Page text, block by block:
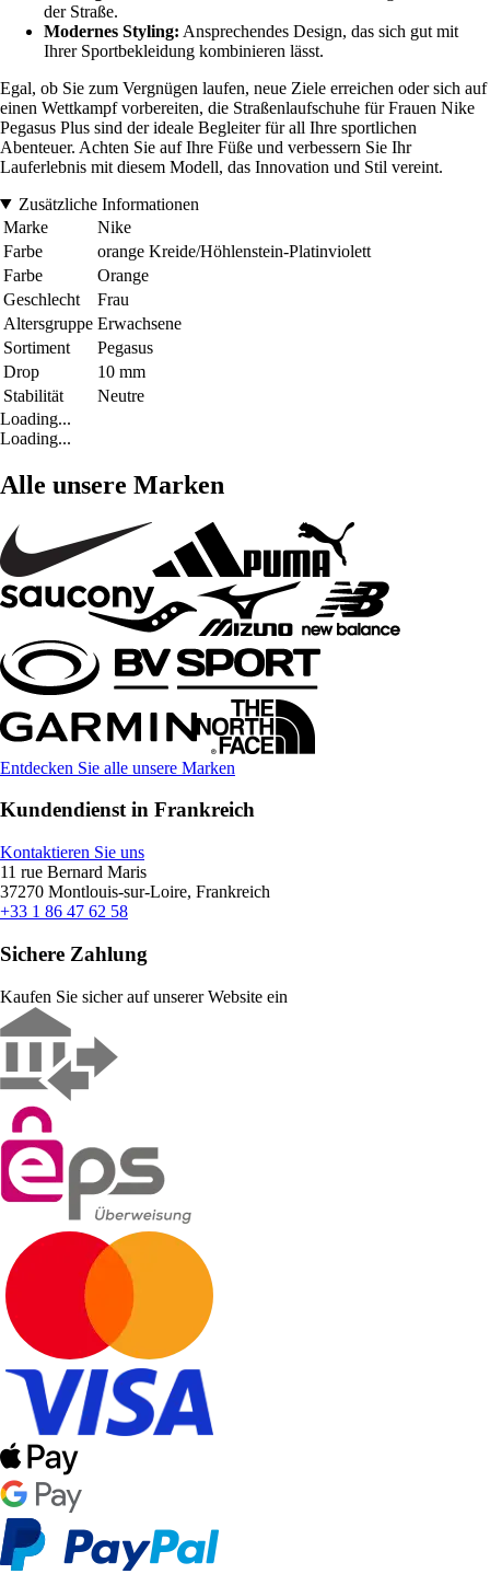
der Straße.
Modernes Styling: Ansprechendes Design, das sich gut mit
Ihrer Sportbekleidung kombinieren lässt.
Egal, ob Sie zum Vergnügen laufen, neue Ziele erreichen oder sich auf
einen Wettkampf vorbereiten, die Straßenlaufschuhe für Frauen Nike
Pegasus Plus sind der ideale Begleiter für all Ihre sportlichen
Abenteuer. Achten Sie auf Ihre Füße und verbessern Sie Ihr
Lauferlebnis mit diesem Modell, das Innovation und Stil vereint.
Zusätzliche Informationen
Marke
Nike
Farbe
orange Kreide/Höhlenstein-Platinviolett
Farbe
Orange
Geschlecht
Frau
Altersgruppe Erwachsene
Sortiment
Pegasus
Drop
10 mm
Stabilität
Neutre
Loading...
Loading...
Alle unsere Marken
Entdecken Sie alle unsere Marken
Kundendienst in Frankreich
Kontaktieren Sie uns
11 rue Bernard Maris
37270 Montlouis-sur-Loire, Frankreich
+33 1 86 47 62 58
Sichere Zahlung
Kaufen Sie sicher auf unserer Website ein